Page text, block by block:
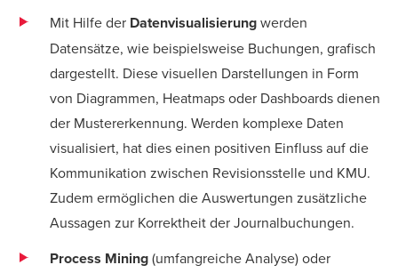
Mit Hilfe der Datenvisualisierungwerden
Datensätze, wie beispielsweise Buchungen, grafisch
dargestellt. Diese visuellen Darstellungen in Form
von Diagrammen, Heatmaps oder Dashboards dienen
der Mustererkennung. Werden komplexe Daten
visualisiert, hat dies einen positiven Einfluss auf die
Kommunikation zwischen Revisionsstelle und KMU.
Zudem ermöglichen die Auswertungen zusätzliche
Aussagen zur Korrektheit der Journalbuchungen.
Process Mining(umfangreiche Analyse) oder